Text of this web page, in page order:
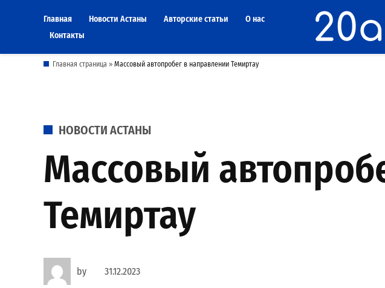
Главная Новости Астаны Авторские статьи
О нас
Контакты
Главная страница » Массовый автопробег в направлении Темиртау
POSTED
НОВОСТИ АСТАНЫ
Массовый
Темиртау
by 31.12.2023